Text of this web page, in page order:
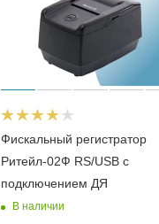
Фискальный регистратор
Ритейл-02Ф RS/USB с
подключением ДЯ
В наличии